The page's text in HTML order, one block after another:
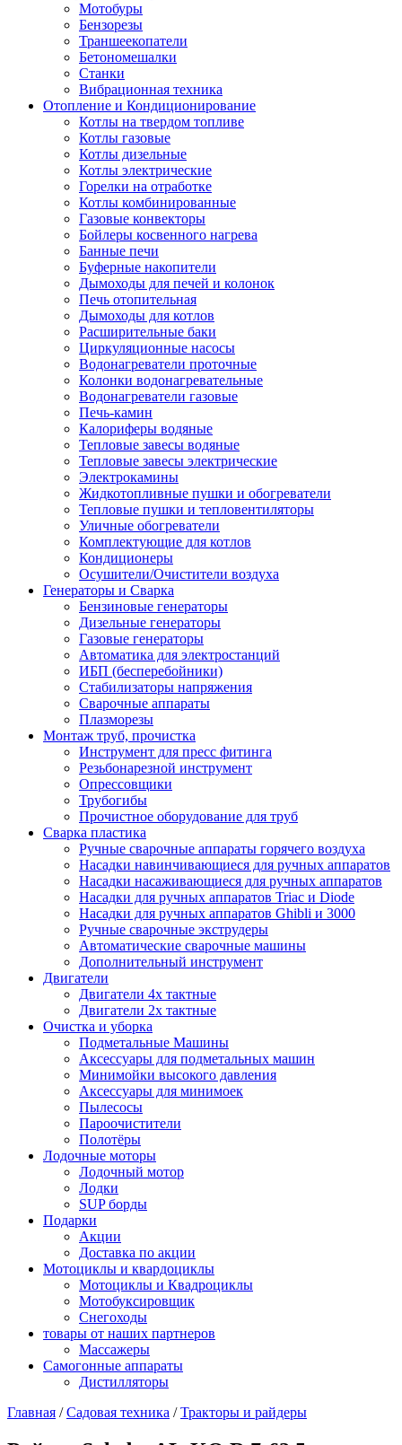
Мотобуры
Бензорезы
Траншеекопатели
Бетономешалки
Станки
Вибрационная техника
Отопление и Кондиционирование
Котлы на твердом топливе
Котлы газовые
Котлы дизельные
Котлы электрические
Горелки на отработке
Котлы комбинированные
Газовые конвекторы
Бойлеры косвенного нагрева
Банные печи
Буферные накопители
Дымоходы для печей и колонок
Печь отопительная
Дымоходы для котлов
Расширительные баки
Циркуляционные насосы
Водонагреватели проточные
Колонки водонагревательные
Водонагреватели газовые
Печь-камин
Калориферы водяные
Тепловые завесы водяные
Тепловые завесы электрические
Электрокамины
Жидкотопливные пушки и обогреватели
Тепловые пушки и тепловентиляторы
Уличные обогреватели
Комплектующие для котлов
Кондиционеры
Осушители/Очистители воздуха
Генераторы и Сварка
Бензиновые генераторы
Дизельные генераторы
Газовые генераторы
Автоматика для электростанций
ИБП (бесперебойники)
Стабилизаторы напряжения
Сварочные аппараты
Плазморезы
Монтаж труб, прочистка
Инструмент для пресс фитинга
Резьбонарезной инструмент
Опрессовщики
Трубогибы
Прочистное оборудование для труб
Сварка пластика
Ручные сварочные аппараты горячего воздуха
Насадки навинчивающиеся для ручных аппаратов
Насадки насаживающиеся для ручных аппаратов
Насадки для ручных аппаратов Triac и Diode
Насадки для ручных аппаратов Ghibli и 3000
Ручные сварочные экструдеры
Автоматические сварочные машины
Дополнительный инструмент
Двигатели
Двигатели 4х тактные
Двигатели 2х тактные
Очистка и уборка
Подметальные Машины
Аксессуары для подметальных машин
Минимойки высокого давления
Аксессуары для минимоек
Пылесосы
Пароочистители
Полотёры
Лодочные моторы
Лодочный мотор
Лодки
SUP борды
Подарки
Акции
Доставка по акции
Мотоциклы и квардоциклы
Мотоциклы и Квадроциклы
Мотобуксировщик
Снегоходы
товары от наших партнеров
Массажеры
Самогонные аппараты
Дистилляторы
Главная /Садовая техника /Тракторы и райдеры